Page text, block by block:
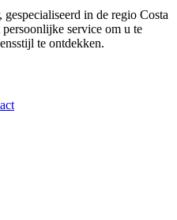
in de regio Costa
service om u te
te ontdekken.